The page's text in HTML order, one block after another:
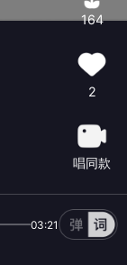
164
2
唱同款
03:21